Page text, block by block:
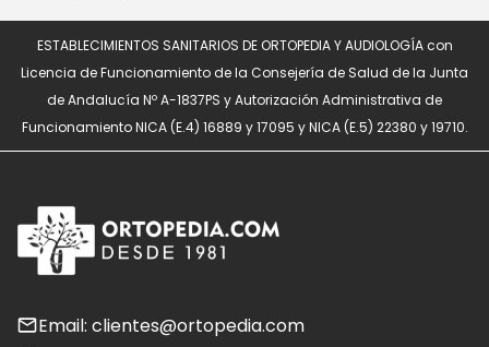
ESTABLECIMIENTOS SANITARIOS DE ORTOPEDIA Y AUDIOLOGÍA con
Licencia de Funcionamiento de la Consejería de Salud de la Junta
de Andalucía Nº A-1837PS y Autorización Administrativa de
Funcionamiento NICA (E.4) 16889 y 17095 y NICA (E.5) 22380 y 19710.
Email: clientes@ortopedia.com